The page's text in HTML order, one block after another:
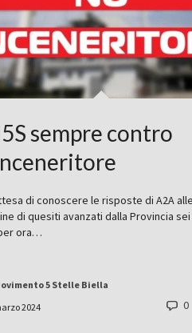
sempre contro
di conoscere le risposte di A2A alle
di quesiti avanzati dalla Provincia
ora…
2024
5 Stelle Biella
0